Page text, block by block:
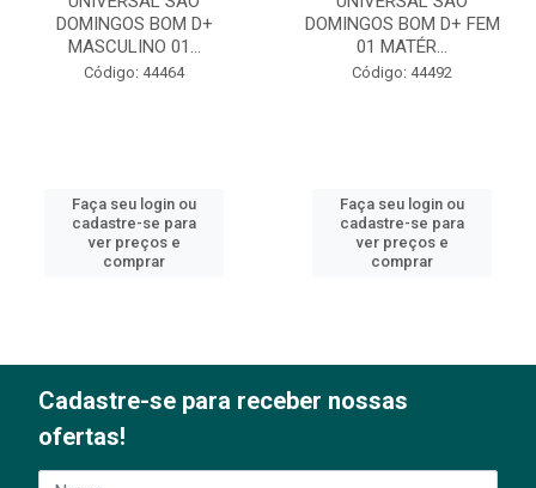
DOMINGOS BOM D+
MASCULINO 01...
Código: 44464
Faça seu login ou
cadastre-se para
ver preços e
comprar
DOMINGOS BOM D+ FEM
01 MATÉR...
Código: 44492
Faça seu login ou
cadastre-se para
ver preços e
comprar
Cadastre-se para receber nossas
ofertas!